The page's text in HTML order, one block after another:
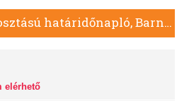
Kredo, A5 napi beosztású határidőnapló, Barna-Bézs
elérhető